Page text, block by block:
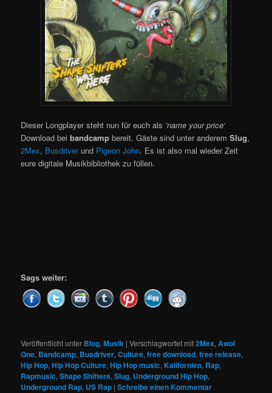
Dieser Longplayer steht nun für euch als ’name your price‘
Download beibandcamp bereit. Gäste sind unter anderemSlug,
2Mex, Busdriverund Pigeon John. Es ist also mal wieder Zeit
eure digitale Musikbibliothek zu füllen.
Sags weiter:
Veröffentlicht unter Blog,Musik |Verschlagwortet mit2Mex,Awol
One, Bandcamp, Busdriver,Culture,free download,free release,
Hip Hop,Hip Hop Culture,Hip Hop music,Kalifornien, Rap,
Rapmusic,Shape Shifters,Slug, Underground Hip Hop,
Underground Rap, US Rap |Schreibe einen Kommentar